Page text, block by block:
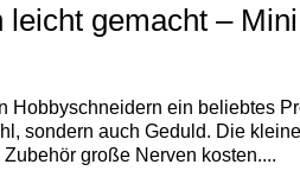
leicht gemacht –
Hobbyschneidern ein beliebtes
sondern auch Geduld. Die
große Nerven kosten....